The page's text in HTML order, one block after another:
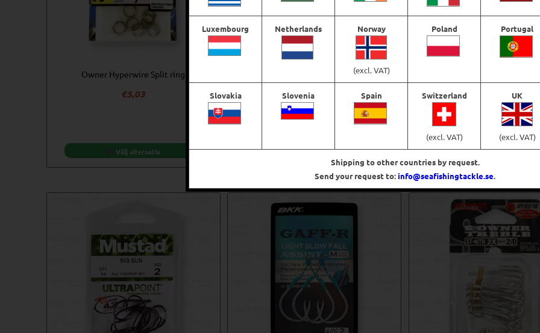
Owner Hyperwire Split ring
€5,03
Välj alternativ
BKK GT-REX Barbless
€29,11
Välj alternativ
€ 14,52
till
Välj alternativ
Luxembourg Netherlands Norway
(excl. VAT)
Poland Portugal
Slovakia Slovenia Spain Switzerland
(excl. VAT)
UK
(excl. VAT)
Shipping to other countries by request.
Send your request to:info@seafishingtackle.se.